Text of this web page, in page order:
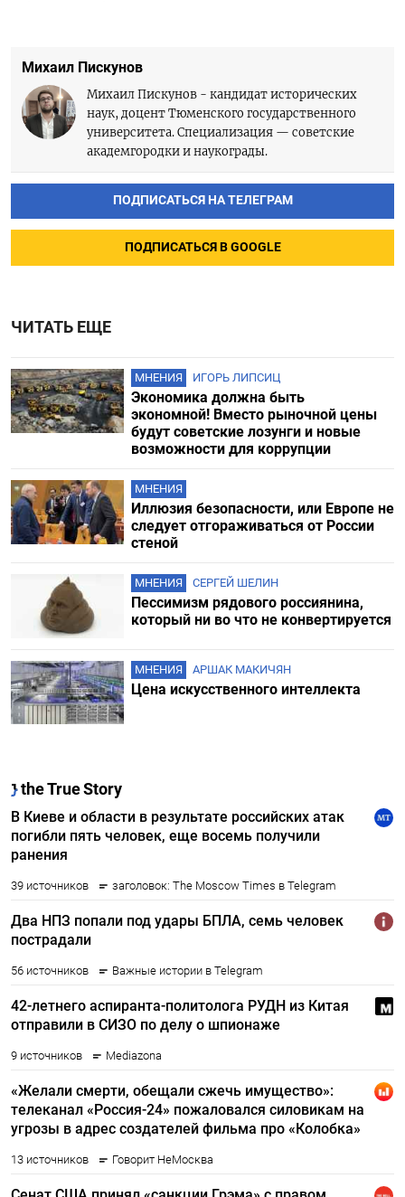
Михаил Пискунов
Михаил Пискунов - кандидат исторических
наук, доцент Тюменского государственного
университета. Специализация — советские
академгородки и наукограды.
ПОДПИСАТЬСЯ НА ТЕЛЕГРАМ
ПОДПИСАТЬСЯ В GOOGLE
ЧИТАТЬ ЕЩЕ
МНЕНИЯ ИГОРЬ ЛИПСИЦ
Экономика должна быть
экономной! Вместо рыночной цены
будут советские лозунги и новые
возможности для коррупции
МНЕНИЯ
Иллюзия безопасности, или Европе не
следует отгораживаться от России
стеной
МНЕНИЯ СЕРГЕЙ ШЕЛИН
Пессимизм рядового россиянина,
который ни во что не конвертируется
МНЕНИЯ АРШАК МАКИЧЯН
Цена искусственного интеллекта